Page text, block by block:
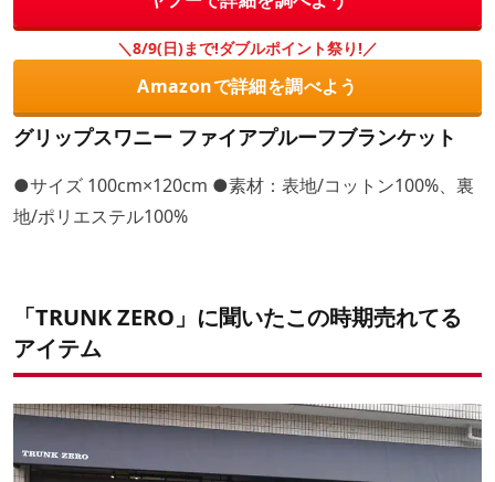
＼8/9(日)まで!ダブルポイント祭り!／
Amazonで詳細を調べよう
グリップスワニー ファイアプルーフブランケット
●サイズ 100cm×120cm ●素材：表地/コットン100%、裏
地/ポリエステル100%
「TRUNK ZERO」に聞いたこの時期売れてる
アイテム